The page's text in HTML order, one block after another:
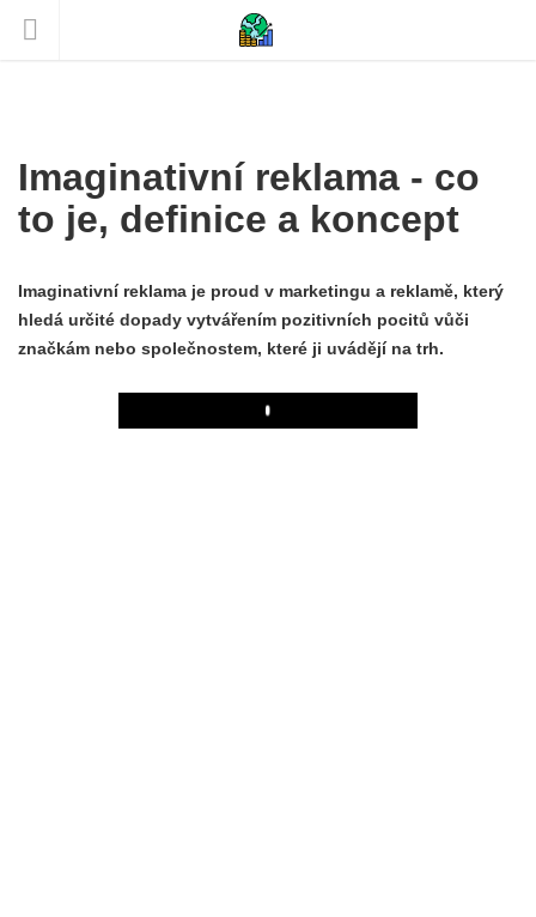
Imaginativní reklama - co
to je, definice a koncept
Imaginativní reklama je proud v marketingu a reklamě, který
hledá určité dopady vytvářením pozitivních pocitů vůči
značkám nebo společnostem, které ji uvádějí na trh.
Play